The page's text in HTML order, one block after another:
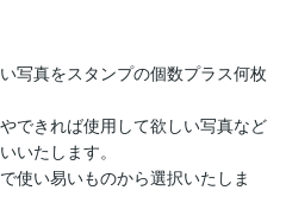
写真をスタンプの個数プラス何枚
できれば使用して欲しい写真など
いたします。
使い易いものから選択いたしま